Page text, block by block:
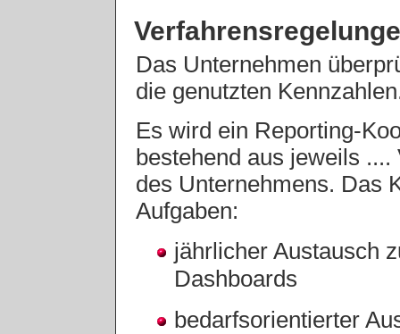
Das Unternehmen
die genutzten
Es wird ein Reporting-
bestehend aus jeweils
des Unternehmens. Das
Aufgaben:
jährlicher Austausch
Dashboards
bedarfsorientierter